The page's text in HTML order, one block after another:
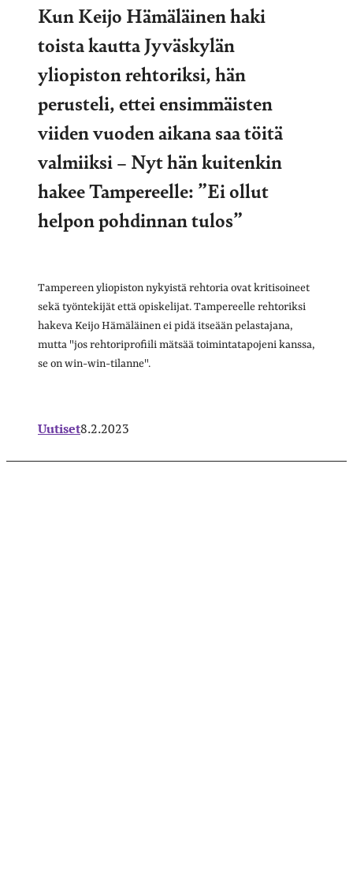
Kun Keijo Hämäläinen haki
toista kautta Jyväskylän
yliopiston rehtoriksi, hän
perusteli, ettei ensimmäisten
viiden vuoden aikana saa töitä
valmiiksi – Nyt hän kuitenkin
hakee Tampereelle: ”Ei ollut
helpon pohdinnan tulos”
Tampereen yliopiston nykyistä rehtoria ovat kritisoineet
sekä työntekijät että opiskelijat. Tampereelle rehtoriksi
hakeva Keijo Hämäläinen ei pidä itseään pelastajana,
mutta "jos rehtoriprofiili mätsää toimintatapojeni kanssa,
se on win-win-tilanne".
Uutiset8.2.2023